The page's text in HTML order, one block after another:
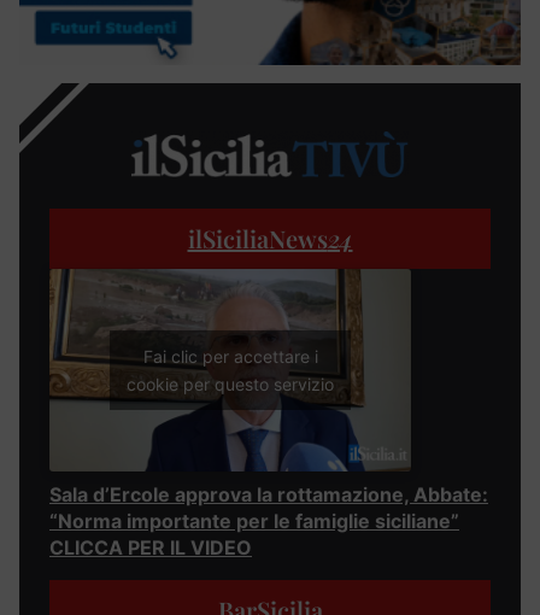
ilSiciliaNews24
Fai clic per accettare i
cookie per questo servizio
Sala d’Ercole approva la rottamazione, Abbate:
“Norma importante per le famiglie siciliane”
CLICCA PER IL VIDEO